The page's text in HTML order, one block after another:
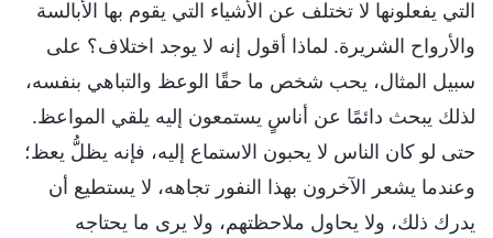
التي يفعلونها لا تختلف عن الأشياء التي يقوم بها الأبالسة
والأرواح الشريرة. لماذا أقول إنه لا يوجد اختلاف؟ على
سبيل المثال، يحب شخص ما حقًا الوعظ والتباهي بنفسه،
لذلك يبحث دائمًا عن أناسٍ يستمعون إليه يلقي المواعظ.
حتى لو كان الناس لا يحبون الاستماع إليه، فإنه يظلُّ يعظ؛
وعندما يشعر الآخرون بهذا النفور تجاهه، لا يستطيع أن
يدرك ذلك، ولا يحاول ملاحظتهم، ولا يرى ما يحتاجه